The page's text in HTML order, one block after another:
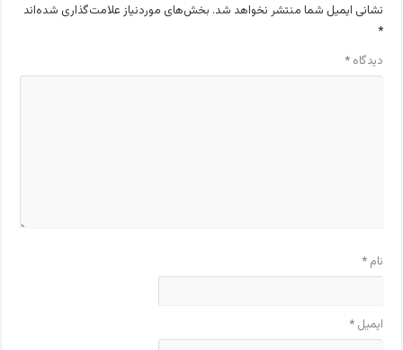
نشانی ایمیل شما منتشر نخواهد شد. بخش‌های موردنیاز علامت‌گذاری شده‌اند
*
دیدگاه*
نام*
ایمیل*